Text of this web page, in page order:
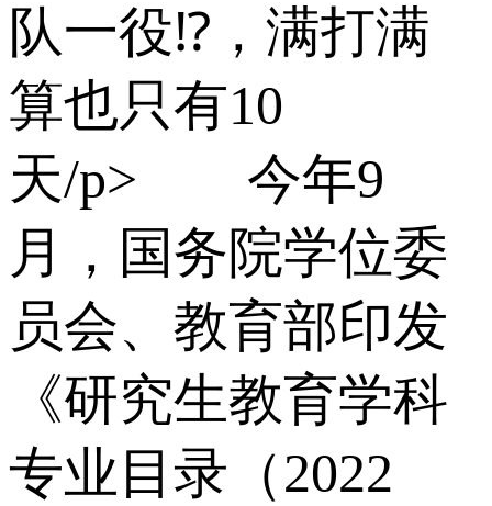
队一役⁉，满打满
算也只有10
天/p> 今年9
月，国务院学位委
员会、教育部印发
《研究生教育学科
专业目录（2022